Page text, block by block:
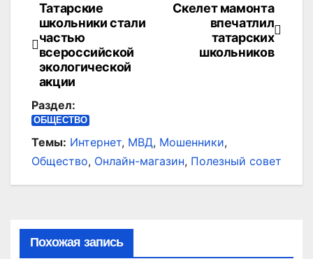
Навигация
по
записям
Скелет мамонта
впечатлил
татарских
школьников
Татарские
школьники стали
частью
всероссийской
экологической
акции
Раздел:
ОБЩЕСТВО
Темы: Интернет, МВД, Мошенники,
Общество, Онлайн-магазин, Полезный совет
Похожая запись